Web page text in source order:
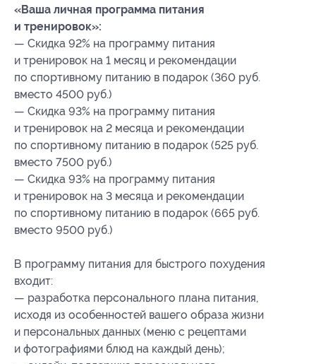
«Ваша личная программа питания
и тренировок»:
— Скидка 92% на программу питания
и тренировок на 1 месяц и рекомендации
по спортивному питанию в подарок (360 руб.
вместо 4500 руб.)
— Скидка 93% на программу питания
и тренировок на 2 месяца и рекомендации
по спортивному питанию в подарок (525 руб.
вместо 7500 руб.)
— Скидка 93% на программу питания
и тренировок на 3 месяца и рекомендации
по спортивному питанию в подарок (665 руб.
вместо 9500 руб.)
В программу питания для быстрого похудения
входит:
— разработка персонального плана питания,
исходя из особенностей вашего образа жизни
и персональных данных (меню с рецептами
и фотографиями блюд на каждый день);